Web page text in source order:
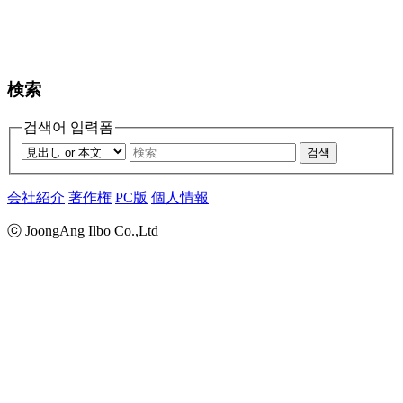
検索
검색어 입력폼
검색
会社紹介 著作権 PC版 個人情報
ⓒ JoongAng Ilbo Co.,Ltd